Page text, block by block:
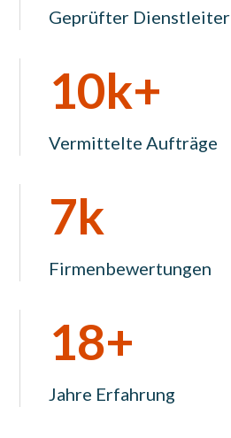
Geprüfter Dienstleiter
10k+
Vermittelte Aufträge
7k
Firmenbewertungen
18+
Jahre Erfahrung